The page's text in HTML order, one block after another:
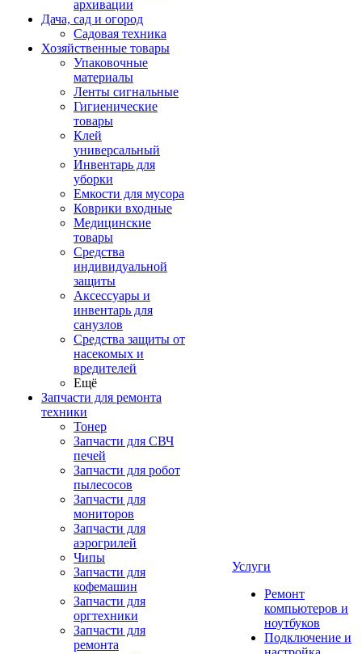
архивации
Дача, сад и огород
Садовая техника
Хозяйственные товары
Упаковочные
материалы
Ленты сигнальные
Гигиенические
товары
Клей
универсальный
Инвентарь для
уборки
Емкости для мусора
Коврики входные
Медицинские
товары
Средства
индивидуальной
защиты
Аксессуары и
инвентарь для
санузлов
Средства защиты от
насекомых и
вредителей
Ещё
Запчасти для ремонта
техники
Тонер
Запчасти для СВЧ
печей
Запчасти для робот
пылесосов
Запчасти для
мониторов
Запчасти для
аэрогрилей
Чипы
Запчасти для
кофемашин
Запчасти для
оргтехники
Запчасти для
ремонта
Услуги
Ремонт
компьютеров и
ноутбуков
Подключение и